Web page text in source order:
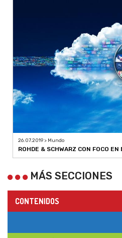
26.07.2019 > Mundo
ROHDE & SCHWARZ CON FOCO
MÁS SECCIONES
CONTENIDOS